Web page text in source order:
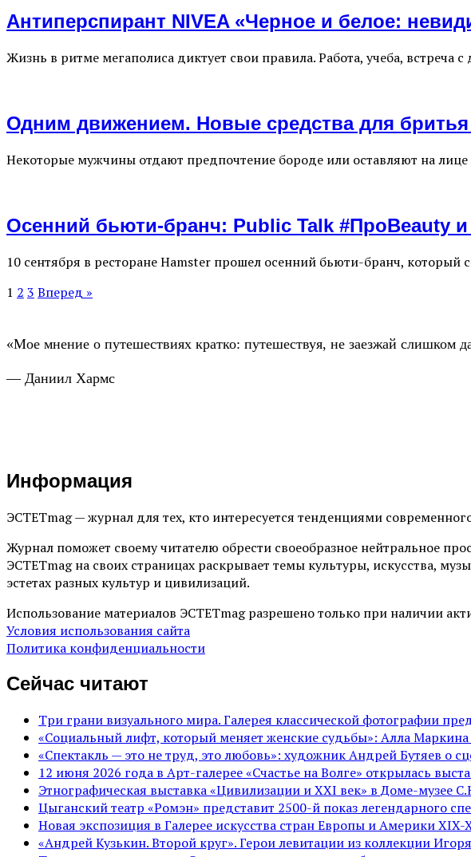
Антиперспирант NIVEA «Черное и белое:
Жизнь в ритме мегаполиса диктует свои правила. Работа, учеба,
Одним движением. Новые средства для бритья
Некоторые мужчины отдают предпочтение бороде или оставляют на
Осенний бьюти-бранч: Public Talk #ПроBeauty
10 сентября в ресторане Hamster прошел осенний бьюти-бранч,
1 2 3 Вперед »
«Мое мнение о путешествиях кратко: путешествуя, не заезжай слишком
— Даниил Хармс
Информация
ЭСТЕТmag — журнал для тех, кто интересуется тенденциями
Журнал поможет своему читателю обрести своеобразное нейтральное
ЭСТЕТmag на своих страницах раскрывает темы культуры, искусства,
эстетах разных культур и цивилизаций.
Использование материалов ЭСТЕТmag разрешено только при наличии
Условия использования сайта
Политика конфиденциальности
Сейчас читают
Три грани визуального мира. Галерея классической фотографии
«Социальный лифт, который меняет женские судьбы»: Алла
«Спектакль — это не труд, это любовь»: художник Андрей Бутяев о
12 июня 2026 года в Арт-галерее «Счастье на Волге» открылась
Этнографическая выставка «Цивилизации и ХХI век» в Доме-музее
Цыганский театр «Ромэн» представит 2500-й показ легендарного
Новая экспозиция в Галерее искусства стран Европы и Америки XIX-
«Андрей Кузькин. Второй круг». Герои левитации из коллекции